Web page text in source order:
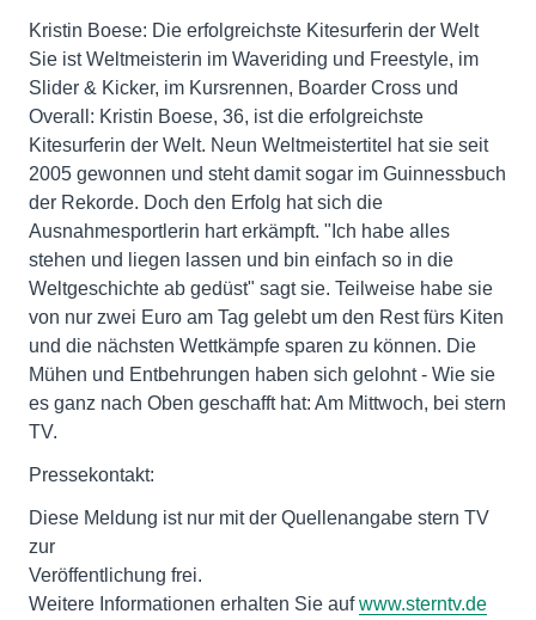
Kristin Boese: Die erfolgreichste Kitesurferin der Welt
Sie ist Weltmeisterin im Waveriding und Freestyle, im
Slider & Kicker, im Kursrennen, Boarder Cross und
Overall: Kristin Boese, 36, ist die erfolgreichste
Kitesurferin der Welt. Neun Weltmeistertitel hat sie seit
2005 gewonnen und steht damit sogar im Guinnessbuch
der Rekorde. Doch den Erfolg hat sich die
Ausnahmesportlerin hart erkämpft. "Ich habe alles
stehen und liegen lassen und bin einfach so in die
Weltgeschichte ab gedüst" sagt sie. Teilweise habe sie
von nur zwei Euro am Tag gelebt um den Rest fürs Kiten
und die nächsten Wettkämpfe sparen zu können. Die
Mühen und Entbehrungen haben sich gelohnt - Wie sie
es ganz nach Oben geschafft hat: Am Mittwoch, bei stern
TV.
Pressekontakt:
Diese Meldung ist nur mit der Quellenangabe stern TV
zur
Veröffentlichung frei.
Weitere Informationen erhalten Sie aufwww.sterntv.de